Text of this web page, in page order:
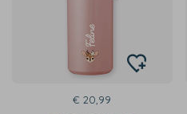
€ 20,99